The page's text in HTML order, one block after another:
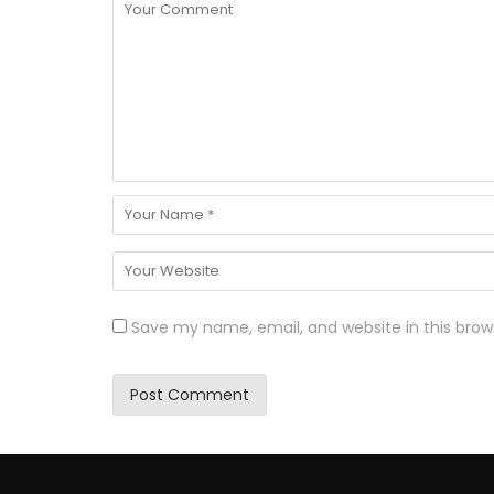
Save my name, email, and website in this